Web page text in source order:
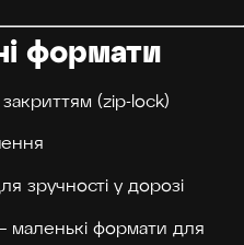
формати
(zip-lock)
зручності у дорозі
маленькі формати для